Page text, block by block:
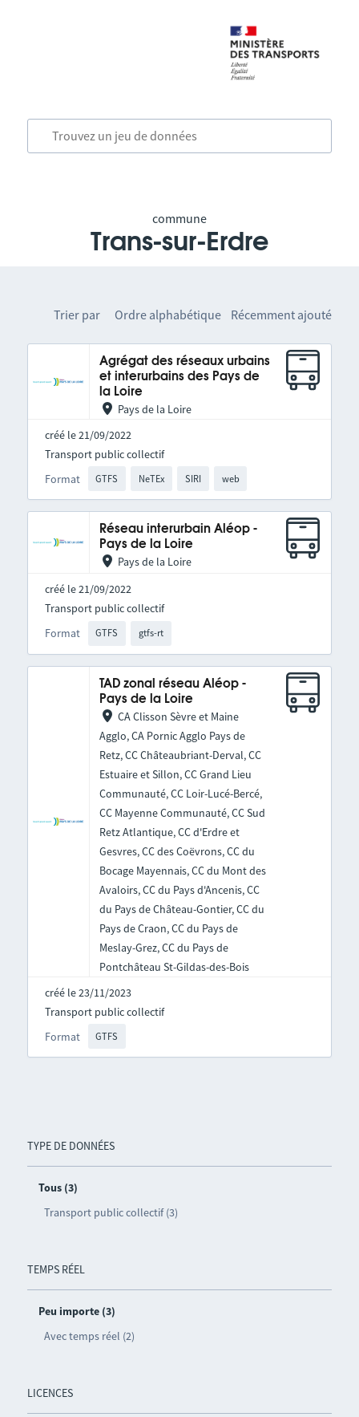
commune
Trans-sur-Erdre
TYPE DE DONNÉES
Tous (3)
Transport public collectif (3)
TEMPS RÉEL
Peu importe (3)
Avec temps réel (2)
LICENCES
Trier par Ordre alphabétique Récemment ajouté
Agrégat des réseaux urbains
et interurbains des Pays de
la Loire
Pays de la Loire
créé le 21/09/2022
Format GTFS NeTEx SIRI web
Transport public collectif
Réseau interurbain Aléop -
Pays de la Loire
Pays de la Loire
créé le 21/09/2022
Format GTFS gtfs-rt
Transport public collectif
TAD zonal réseau Aléop -
Pays de la Loire
CA Clisson Sèvre et Maine
Agglo, CA Pornic Agglo Pays de
Retz, CC Châteaubriant-Derval, CC
Estuaire et Sillon, CC Grand Lieu
Communauté, CC Loir-Lucé-Bercé,
CC Mayenne Communauté, CC Sud
Retz Atlantique, CC d'Erdre et
Gesvres, CC des Coëvrons, CC du
Bocage Mayennais, CC du Mont des
Avaloirs, CC du Pays d'Ancenis, CC
du Pays de Château-Gontier, CC du
Pays de Craon, CC du Pays de
Meslay-Grez, CC du Pays de
Pontchâteau St-Gildas-des-Bois
créé le 23/11/2023
Format GTFS
Transport public collectif